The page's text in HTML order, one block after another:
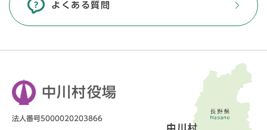
よくある質問
中川村役場
法人番号5000020203866